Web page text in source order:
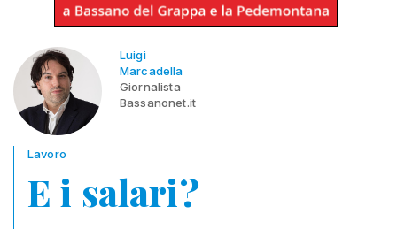
Luigi
Marcadella
Giornalista
Bassanonet.it
Lavoro
E i salari?